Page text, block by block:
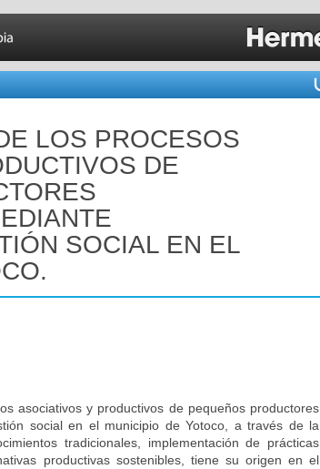
LOS PROCESOS
DE
SOCIAL EN EL
asociativos y productivos de pequeños productores
social en el municipio de Yotoco, a través de la
tradicionales, implementación de prácticas
productivas sostenibles, tiene su origen en el